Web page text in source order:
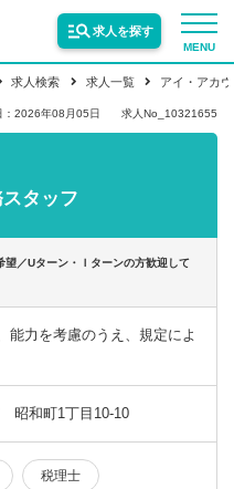
MENU
求人を探す
求人検索 求人一覧 アイ・アカ
：2026年08月05日 求人No_10321655
スタッフ
／Uターン・Ｉターンの方歓迎して
能力を考慮のうえ、規定によ
昭和町1丁目10-10
税理士